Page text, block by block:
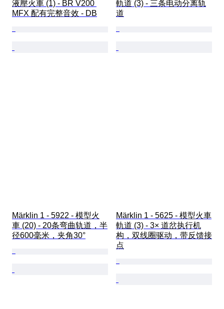
液壓火車 (1) - BR V200
MFX 配有完整音效 - DB
軌道 (3) - 三条电动分离轨
道
Märklin 1 - 5922 - 模型火
車 (20) - 20条弯曲轨道，半
径600毫米，夹角30°
Märklin 1 - 5625 - 模型火車
軌道 (3) - 3× 道岔执行机
构，双线圈驱动，带反馈接
点